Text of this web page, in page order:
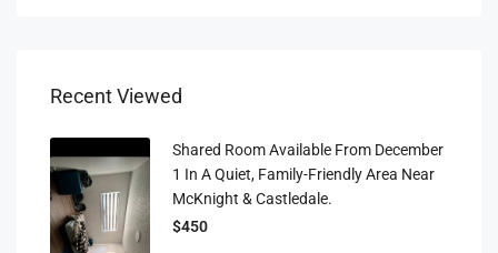
Recent Viewed
Shared Room Available From December
1 In A Quiet, Family-Friendly Area Near
McKnight & Castledale.
$450